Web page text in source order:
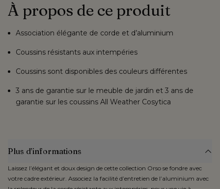
À propos de ce produit
Association élégante de corde et d’aluminium
Coussins résistants aux intempéries
Coussins sont disponibles des couleurs différentes
3 ans de garantie sur le meuble de jardin et 3 ans de
garantie sur les coussins All Weather Cosytica
Plus d’informations
Laissez l’élégant et doux design de cette collection Orso se fondre avec
votre cadre extérieur. Associez la facilité d’entretien de l’aluminium avec